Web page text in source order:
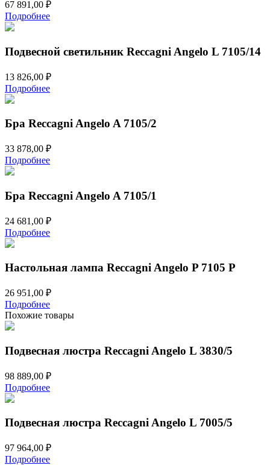
67 891,00 ₽
Подробнее
Подвесной светильник Reccagni Angelo L 7105/14
13 826,00 ₽
Подробнее
Бра Reccagni Angelo A 7105/2
33 878,00 ₽
Подробнее
Бра Reccagni Angelo A 7105/1
24 681,00 ₽
Подробнее
Настольная лампа Reccagni Angelo P 7105 P
26 951,00 ₽
Подробнее
Похожие товары
Подвесная люстра Reccagni Angelo L 3830/5
98 889,00 ₽
Подробнее
Подвесная люстра Reccagni Angelo L 7005/5
97 964,00 ₽
Подробнее